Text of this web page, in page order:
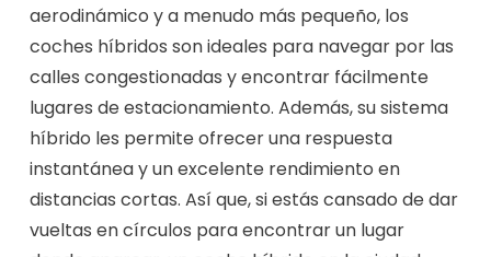
aerodinámico y a menudo más pequeño, los
coches híbridos son ideales para navegar por las
calles congestionadas y encontrar fácilmente
lugares de estacionamiento. Además, su sistema
híbrido les permite ofrecer una respuesta
instantánea y un excelente rendimiento en
distancias cortas. Así que, si estás cansado de dar
vueltas en círculos para encontrar un lugar